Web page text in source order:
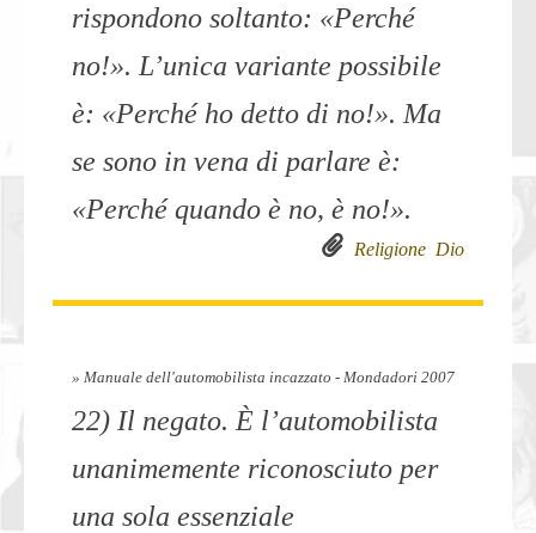
rispondono soltanto: «Perché
no!». L’unica variante possibile
è: «Perché ho detto di no!». Ma
se sono in vena di parlare è:
«Perché quando è no, è no!».
Dio
Religione
» Manuale dell'automobilista incazzato - Mondadori 2007
22) Il negato. È l’automobilista
unanimemente riconosciuto per
una sola essenziale